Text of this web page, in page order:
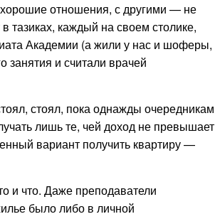
отношения, с другими — не
каждый на своем столике,
Академии (а жили у нас и шоферы,
занятия и считали врачей
стоял, пока однажды очередникам
лишь те, чей доход не превышает
вариант получить квартиру —
и что. Даже преподаватели
было либо в личной